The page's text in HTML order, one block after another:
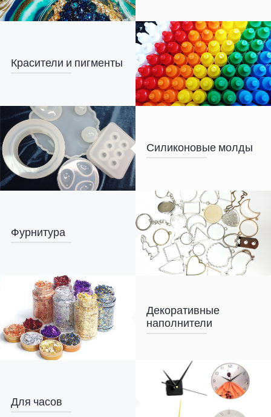
Красители и пигменты
Силиконовые молды
Фурнитура
Декоративные
наполнители
Для часов